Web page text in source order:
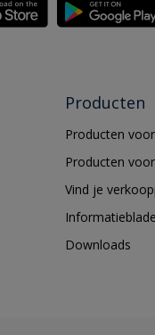
Producten
Producten
Producten
Vind je
Downloads